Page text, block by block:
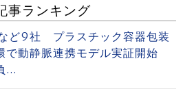
事ランキング
ど9社 プラスチック容器包装
で動静脈連携モデル実証開始
...